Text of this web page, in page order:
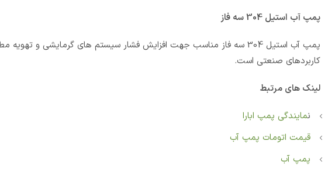
پمپ آب استیل 304 سه فاز
پمپ آب استیل 304 سه فاز مناسب جهت افزایش فشار سیستم های گرمایشی
کاربردهای صنعتی است.
لینک های مرتبط
نمایندگی پمپ ابارا
قیمت اتومات پمپ آب
پمپ آب